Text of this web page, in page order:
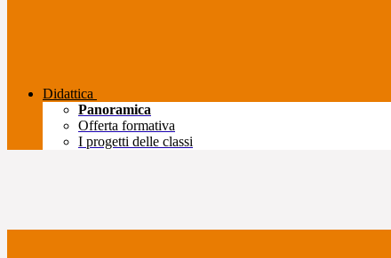
Didattica
Panoramica
Offerta formativa
I progetti delle classi